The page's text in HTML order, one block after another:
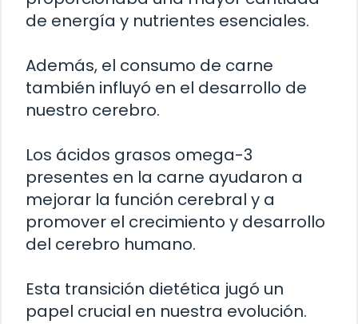
de energía y nutrientes esenciales.
Además, el consumo de carne
también influyó en el desarrollo de
nuestro cerebro.
Los ácidos grasos omega-3
presentes en la carne ayudaron a
mejorar la función cerebral y a
promover el crecimiento y desarrollo
del cerebro humano.
Esta transición dietética jugó un
papel crucial en nuestra evolución.